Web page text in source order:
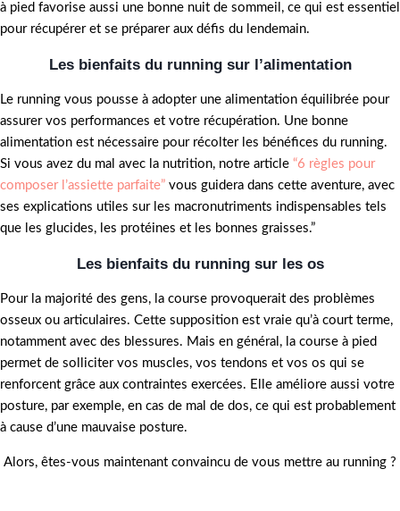
à pied favorise aussi une bonne nuit de sommeil, ce qui est essentiel
pour récupérer et se préparer aux défis du lendemain.
Les bienfaits du running sur l’alimentation
Le running vous pousse à adopter une alimentation équilibrée pour
assurer vos performances et votre récupération. Une bonne
alimentation est nécessaire pour récolter les bénéfices du running.
Si vous avez du mal avec la nutrition, notre article “6 règles pour
composer l’assiette parfaite” vous guidera dans cette aventure, avec
ses explications utiles sur les macronutriments indispensables tels
que les glucides, les protéines et les bonnes graisses.”
Les bienfaits du running sur les os
Pour la majorité des gens, la course provoquerait des problèmes
osseux ou articulaires. Cette supposition est vraie qu’à court terme,
notamment avec des blessures. Mais en général, la course à pied
permet de solliciter vos muscles, vos tendons et vos os qui se
renforcent grâce aux contraintes exercées. Elle améliore aussi votre
posture, par exemple, en cas de mal de dos, ce qui est probablement
à cause d’une mauvaise posture.
Alors, êtes-vous maintenant convaincu de vous mettre au running ?